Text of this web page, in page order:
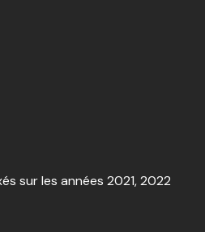
sur les années 2021, 2022